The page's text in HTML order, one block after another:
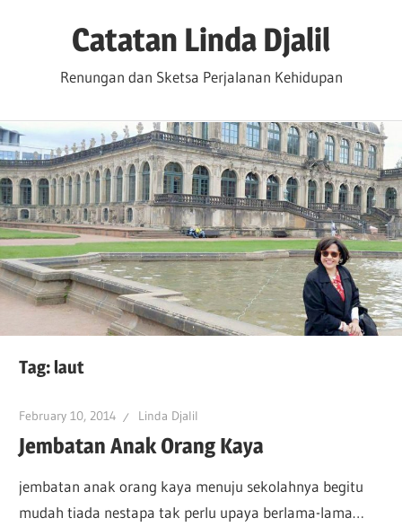
Catatan Linda Djalil
Renungan dan Sketsa Perjalanan Kehidupan
Tag: laut
February 10, 2014 Linda Djalil
Jembatan Anak Orang Kaya
jembatan anak orang kaya menuju sekolahnya begitu
mudah tiada nestapa tak perlu upaya berlama-lama…